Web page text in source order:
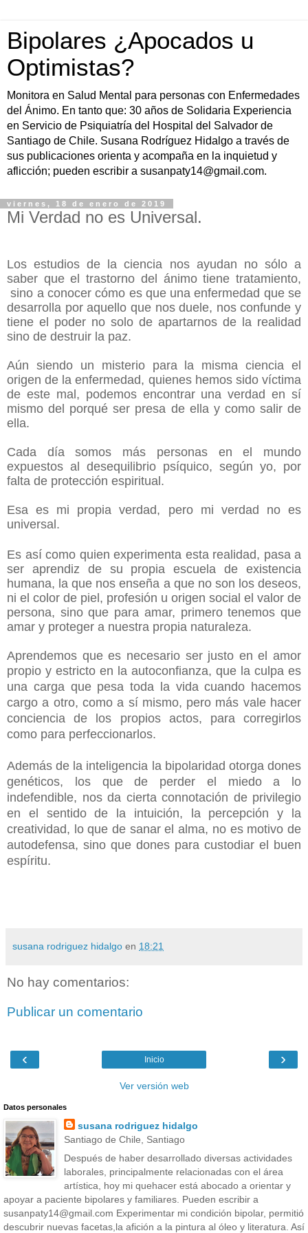
Bipolares ¿Apocados u
Optimistas?
Monitora en Salud Mental para personas con Enfermedades
del Ánimo. En tanto que: 30 años de Solidaria Experiencia
en Servicio de Psiquiatría del Hospital del Salvador de
Santiago de Chile. Susana Rodríguez Hidalgo a través de
sus publicaciones orienta y acompaña en la inquietud y
aflicción; pueden escribir a susanpaty14@gmail.com.
viernes, 18 de enero de 2019
Mi Verdad no es Universal.
Los estudios de la ciencia nos ayudan no sólo a
saber que el trastorno del ánimo tiene tratamiento,
sino a conocer cómo es que una enfermedad que se
desarrolla por aquello que nos duele, nos confunde y
tiene el poder no solo de apartarnos de la realidad
sino de destruir la paz.
Aún siendo un misterio para la misma ciencia el
origen de la enfermedad, quienes hemos sido víctima
de este mal, podemos encontrar una verdad en sí
mismo del porqué ser presa de ella y como salir de
ella.
Cada día somos más personas en el mundo
expuestos al desequilibrio psíquico, según yo, por
falta de protección espiritual.
Esa es mi propia verdad, pero mi verdad no es
universal.
Es así como quien experimenta esta realidad, pasa a
ser aprendiz de su propia escuela de existencia
humana, la que nos enseña a que no son los deseos,
ni el color de piel, profesión u origen social el valor de
persona, sinoque para amar, primero tenemos que
amar y proteger a nuestra propia naturaleza.
Aprendemos que es necesario ser justo en el amor
propio y estricto en la autoconfianza, que la culpa es
una carga que pesa toda la vida cuando hacemos
cargo a otro, como a sí mismo, pero más vale hacer
conciencia de los propios actos, para corregirlos
como para perfeccionarlos.
Además de la inteligencia la bipolaridad otorga dones
genéticos, los que de perder el miedo a lo
indefendible, nos da cierta connotación de privilegio
en el sentido de la intuición, la percepción y la
creatividad, lo que de sanar el alma, no es motivo de
autodefensa, sino que dones para custodiar el buen
espíritu.
susana rodriguez hidalgo en 18:21
No hay comentarios:
Publicar un comentario
‹ ›
Inicio
Ver versión web
Datos personales
susana rodriguez hidalgo
Santiago de Chile, Santiago
Después de haber desarrollado diversas actividades
laborales, principalmente relacionadas con el área
artística, hoy mi quehacer está abocado a orientar y
apoyar a paciente bipolares y familiares. Pueden escribir a
susanpaty14@gmail.com Experimentar mi condición bipolar, permitió
descubrir nuevas facetas,la afición a la pintura al óleo y literatura. Así